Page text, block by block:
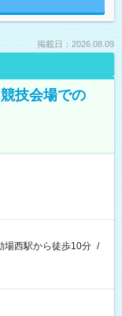
掲載日：2026.08.09
技会場での
場西駅から徒歩10分 /